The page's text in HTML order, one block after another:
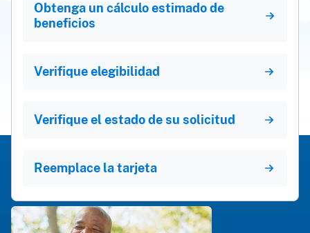
Obtenga un cálculo estimado de
beneficios
Verifique elegibilidad
Verifique el estado de su solicitud
Reemplace la tarjeta
Eventos de la vida